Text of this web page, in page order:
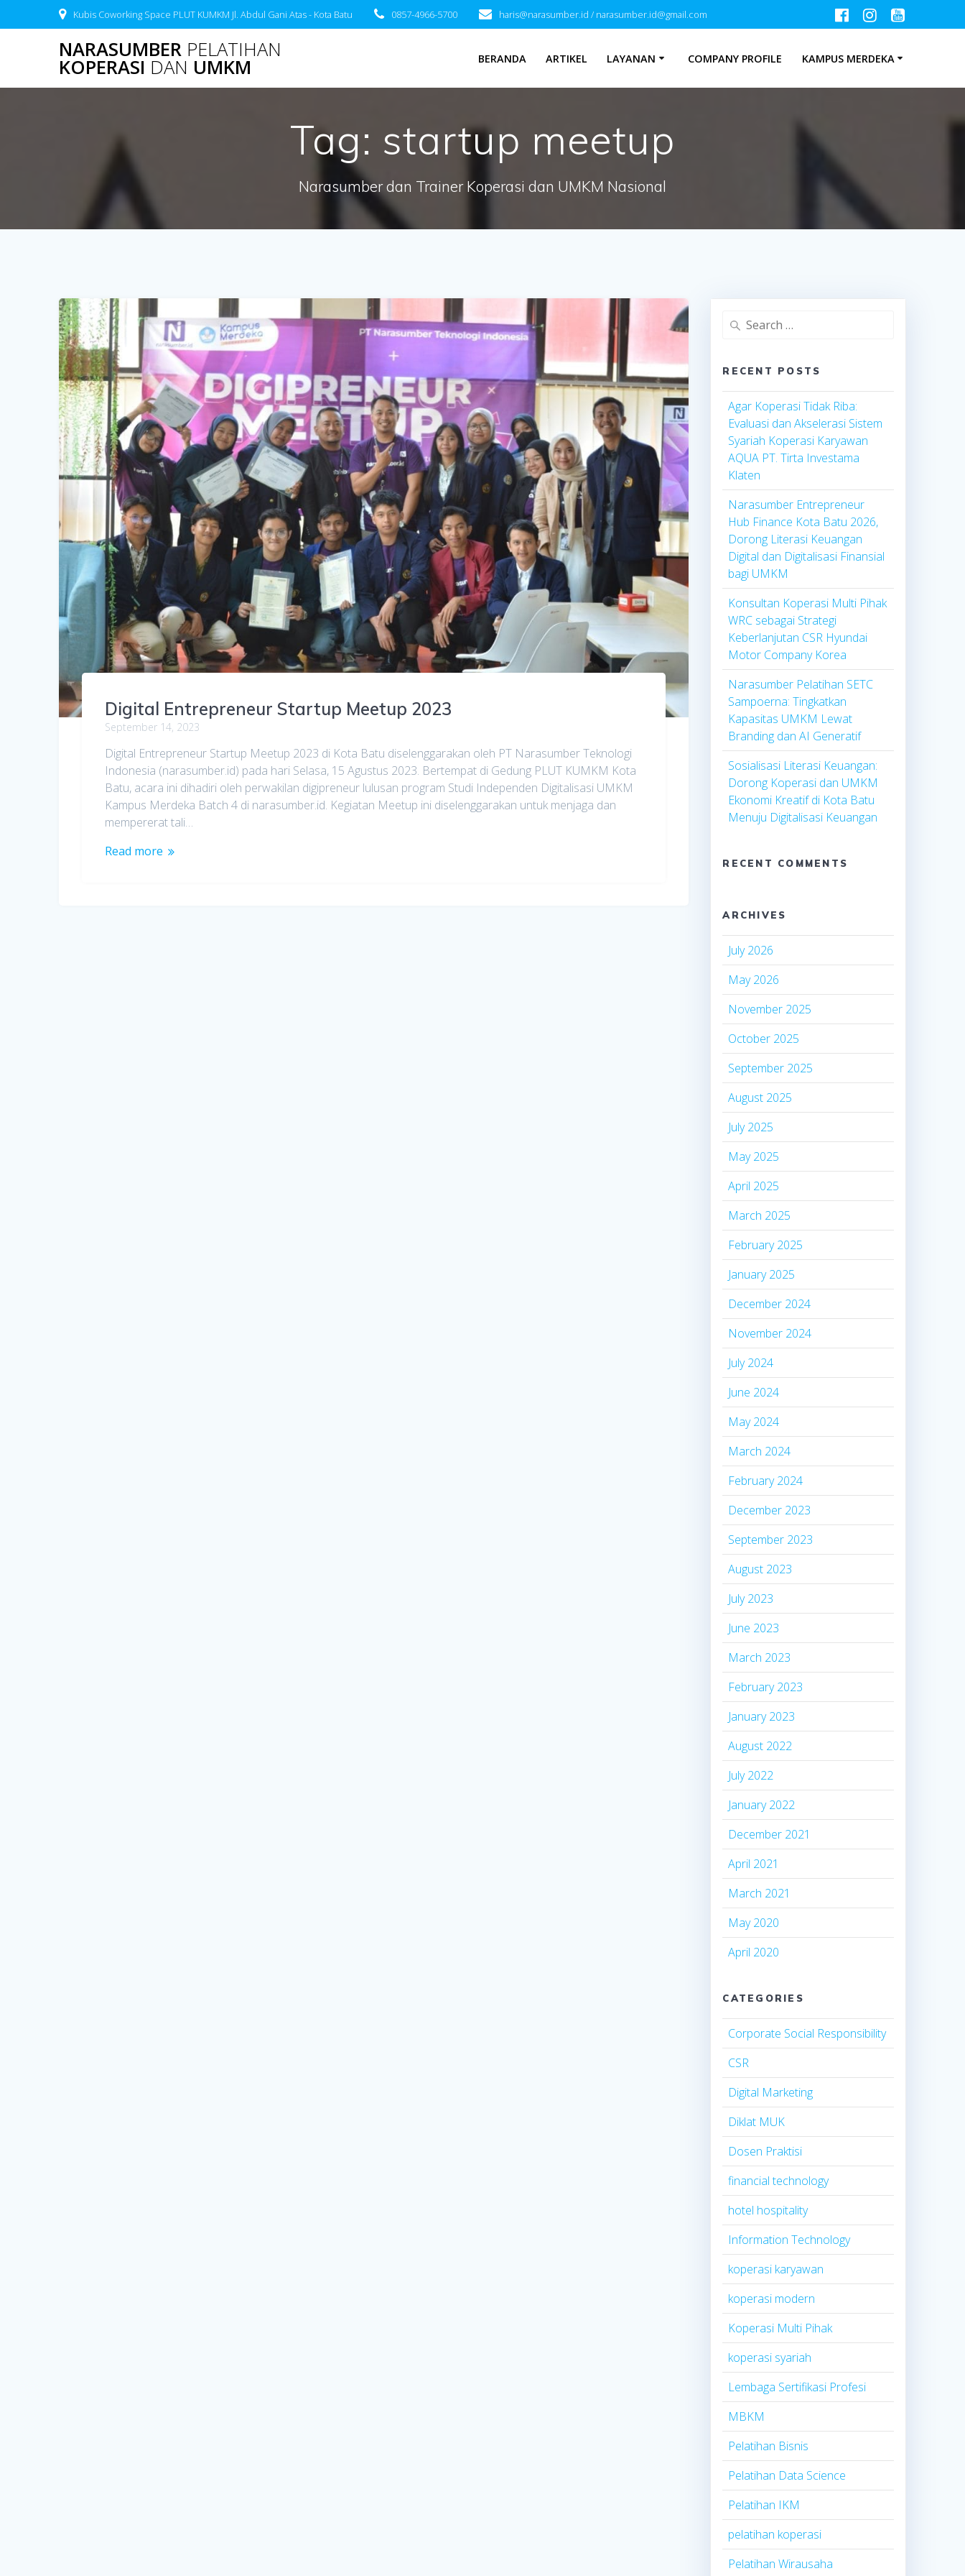
to
Kubis Coworking Space PLUT KUMKM Jl. Abdul Gani Atas - Kota Batu 0857-4966-5700 haris@narasumber.id / narasumber.id@gmail.com
NARASUMBER PELATIHAN
KOPERASI DAN UMKM BERANDA ARTIKEL LAYANAN COMPANY PROFILE KAMPUS MERDEKA
Tag: startup meetup
Narasumber dan Trainer Koperasi dan UMKM Nasional
Digital Entrepreneur Startup Meetup 2023
September 14, 2023
Digital Entrepreneur Startup Meetup 2023 di Kota Batu diselenggarakan oleh PT Narasumber Teknologi
Indonesia (narasumber.id) pada hari Selasa, 15 Agustus 2023. Bertempat di Gedung PLUT KUMKM Kota
Batu, acara ini dihadiri oleh perwakilan digipreneur lulusan program Studi Independen Digitalisasi UMKM
Kampus Merdeka Batch 4 di narasumber.id. Kegiatan Meetup ini diselenggarakan untuk menjaga dan
mempererat tali…
Read more
Search
RECENT POSTS
Agar Koperasi Tidak Riba:
Evaluasi dan Akselerasi Sistem
Syariah Koperasi Karyawan
AQUA PT. Tirta Investama
Klaten
Narasumber Entrepreneur
Hub Finance Kota Batu 2026,
Dorong Literasi Keuangan
Digital dan Digitalisasi Finansial
bagi UMKM
Konsultan Koperasi Multi Pihak
WRC sebagai Strategi
Keberlanjutan CSR Hyundai
Motor Company Korea
Narasumber Pelatihan SETC
Sampoerna: Tingkatkan
Kapasitas UMKM Lewat
Branding dan AI Generatif
Sosialisasi Literasi Keuangan:
Dorong Koperasi dan UMKM
Ekonomi Kreatif di Kota Batu
Menuju Digitalisasi Keuangan
RECENT COMMENTS
ARCHIVES
July 2026
May 2026
November 2025
October 2025
September 2025
August 2025
July 2025
May 2025
April 2025
March 2025
February 2025
January 2025
December 2024
November 2024
July 2024
June 2024
May 2024
March 2024
February 2024
December 2023
September 2023
August 2023
July 2023
June 2023
March 2023
February 2023
January 2023
August 2022
July 2022
January 2022
December 2021
April 2021
March 2021
May 2020
April 2020
CATEGORIES
Corporate Social Responsibility
CSR
Digital Marketing
Diklat MUK
Dosen Praktisi
financial technology
hotel hospitality
Information Technology
koperasi karyawan
koperasi modern
Koperasi Multi Pihak
koperasi syariah
Lembaga Sertifikasi Profesi
MBKM
Pelatihan Bisnis
Pelatihan Data Science
Pelatihan IKM
pelatihan koperasi
Pelatihan Wirausaha